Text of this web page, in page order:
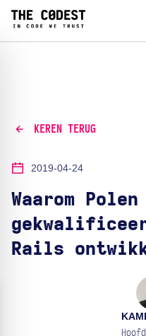
KEREN TERUG
2019-04-24
Waarom
Rails